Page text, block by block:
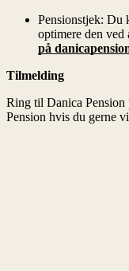
Pensionstjek: Du
optimere den ved
på
Tilmelding